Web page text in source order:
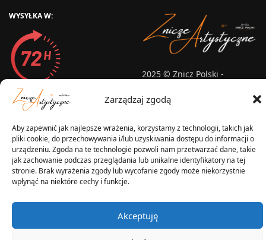
Zarządzaj zgodą
Aby zapewnić jak najlepsze wrażenia, korzystamy z technologii, takich jak
pliki cookie, do przechowywania i/lub uzyskiwania dostępu do informacji o
urządzeniu. Zgoda na te technologie pozwoli nam przetwarzać dane, takie
jak zachowanie podczas przeglądania lub unikalne identyfikatory na tej
stronie. Brak wyrażenia zgody lub wycofanie zgody może niekorzystnie
wpłynąć na niektóre cechy i funkcje.
Akceptuję
WYSYŁKA W:
2025 © Znicz Polski -
Wszelkie prawa zastrzeżone